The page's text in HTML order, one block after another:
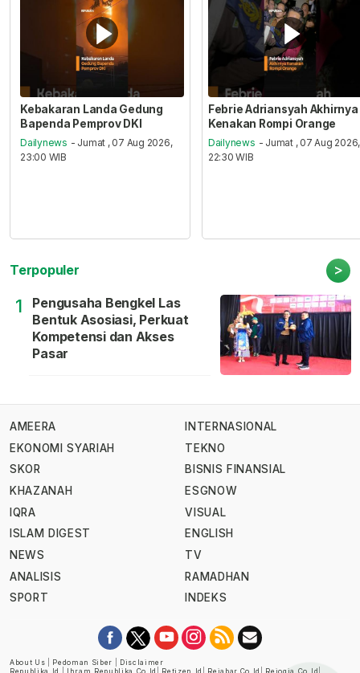
Kebakaran Landa Gedung
Bapenda Pemprov DKI
Dailynews - Jumat , 07 Aug 2026,
23:00 WIB
Febrie Adriansyah Akhirnya
Kenakan Rompi Orange
Dailynews - Jumat , 07 Aug 2026,
22:30 WIB
Terpopuler >
1
Pengusaha Bengkel Las
Bentuk Asosiasi, Perkuat
Kompetensi dan Akses
Pasar
AMEERA
EKONOMI SYARIAH
SKOR
KHAZANAH
IQRA
ISLAM DIGEST
NEWS
ANALISIS
SPORT
INTERNASIONAL
TEKNO
BISNIS FINANSIAL
ESGNOW
VISUAL
ENGLISH
TV
RAMADHAN
INDEKS
About Us Pedoman Siber
Disclaimer